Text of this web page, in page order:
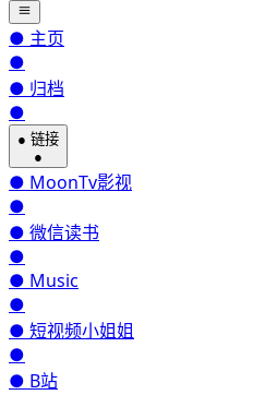
● 主页
●
● 归档
●
● 链接
●
● MoonTv影视
●
● 微信读书
●
● Music
●
● 短视频小姐姐
●
● B站